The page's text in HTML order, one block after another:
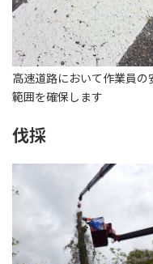
高速道路において作業員
範囲を確保します
伐採